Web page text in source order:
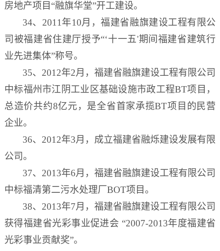
房地产项目“融旗华堂”开工建设。
34、2011年10月，福建省融旗建设工程有限公
司被福建省住建厅授予“‘十一五'期间福建省建筑行
业先进集体”称号。
35、2012年2月，福建省融旗建设工程有限公司
中标福州市江阴工业区基础设施市政工程BT项目，
总造价共约8亿元，是全省首家承揽BT项目的民营
企业。
36、2012年3月，成立福建省融烁建设发展有限
公司。
37、2013年6月，福建省融旗建设工程有限公司
中标福清第二污水处理厂BOT项目。
38、2013年7月，福建省融旗建设工程有限公司
获得福建省光彩事业促进会 “2007-2013年度福建省
光彩事业贡献奖”。